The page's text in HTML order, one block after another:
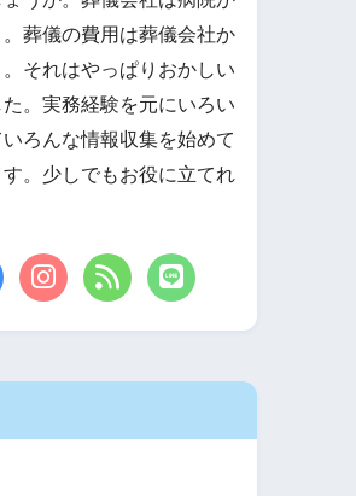
葬儀の費用は葬儀会社か
それはやっぱりおかしい
。実務経験を元にいろい
ろんな情報収集を始めて
。少しでもお役に立てれ